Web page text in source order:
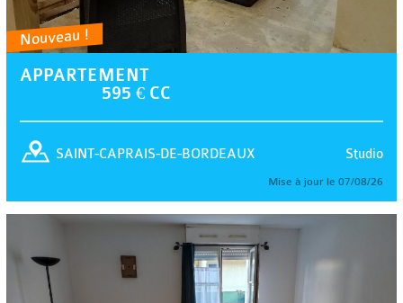
Nouveau !
APPARTEMENT
595 € CC
Studio
SAINT-CAPRAIS-DE-BORDEAUX
Mise à jour le 07/08/26